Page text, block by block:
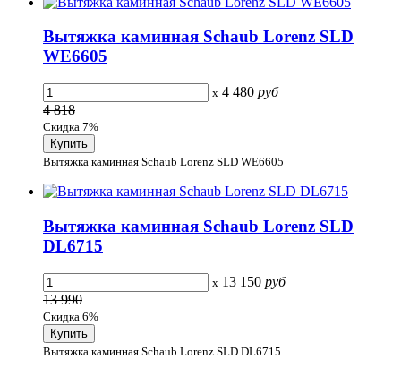
Вытяжка каминная Schaub Lorenz SLD
WE6605
x 4 480 руб
4 818
Скидка 7%
Вытяжка каминная Schaub Lorenz SLD WE6605
Вытяжка каминная Schaub Lorenz SLD
DL6715
x 13 150 руб
13 990
Скидка 6%
Вытяжка каминная Schaub Lorenz SLD DL6715